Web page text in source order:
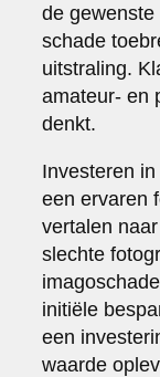
de
schade
uitstraling.
amateur- en
denkt.
Investeren
een ervaren
vertalen
slechte
initiële
een
waarde